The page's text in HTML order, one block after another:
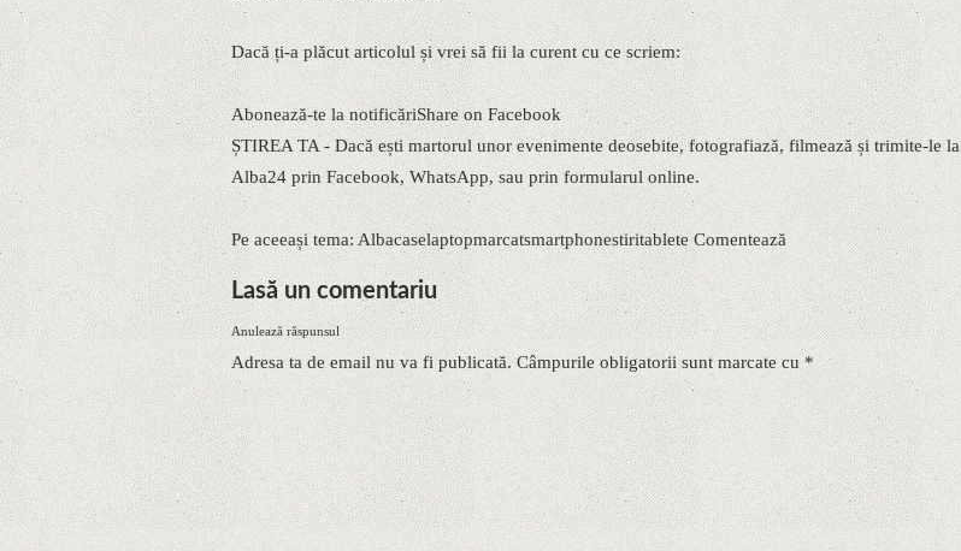
Dacă ți-a plăcut articolul și vrei să fii la curent cu ce scriem:
Abonează-te la notificăriShare on Facebook
ȘTIREA TA - Dacă ești martorul unor evenimente deosebite, fotografiază, filmează și trimite-le la
Alba24 prin Facebook, WhatsApp, sau prin formularul online.
Pe aceeași tema: Albacaselaptopmarcatsmartphonestiritablete Comentează
Lasă un comentariu
Anulează răspunsul
Adresa ta de email nu va fi publicată. Câmpurile obligatorii sunt marcate cu *